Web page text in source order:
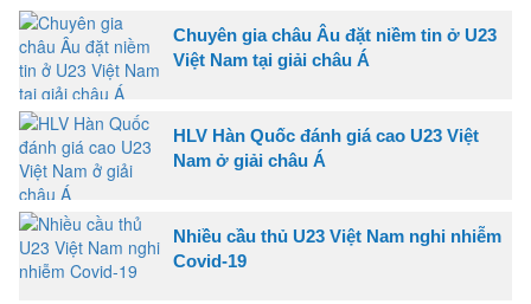
Chuyên gia châu Âu đặt niềm tin ở U23
Việt Nam tại giải châu Á
HLV Hàn Quốc đánh giá cao U23 Việt
Nam ở giải châu Á
Nhiều cầu thủ U23 Việt Nam nghi nhiễm
Covid-19